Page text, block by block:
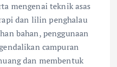
mengenai teknik asas
dan lilin penghalau
bahan, penggunaan
campuran
dan membentuk